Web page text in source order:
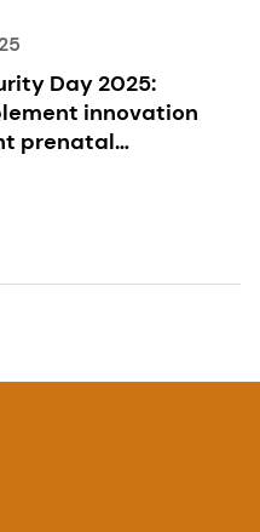
Day 2025:
innovation
prenatal
expectant
babies